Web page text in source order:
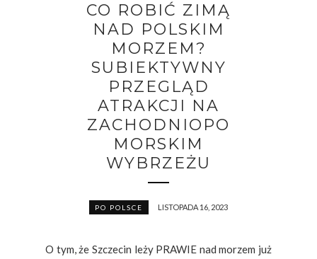
CO ROBIĆ ZIMĄ
NAD POLSKIM
MORZEM?
SUBIEKTYWNY
PRZEGLĄD
ATRAKCJI NA
ZACHODNIOPO
MORSKIM
WYBRZEŻU
PO POLSCE LISTOPADA 16, 2023
O tym, że Szczecin leży PRAWIE nad morzem już